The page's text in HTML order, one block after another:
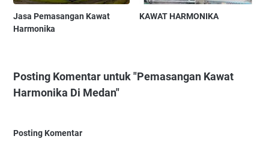
Jasa Pemasangan Kawat
Harmonika
KAWAT HARMONIKA
Posting Komentar untuk "Pemasangan Kawat
Harmonika Di Medan"
Posting Komentar